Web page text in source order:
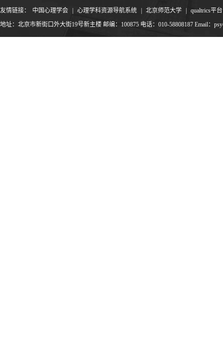
友情链接： 中国心理学会 心理学科资源导航系统 北京师范大学
qualtrics平台
地址：北京市新街口外大街19号新主楼 邮编：100875 电话：010-58808187 Email：